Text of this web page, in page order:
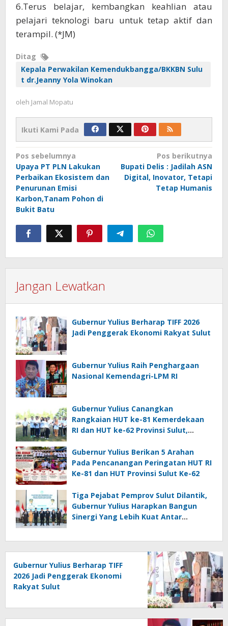
6.Terus belajar, kembangkan keahlian atau
pelajari teknologi baru untuk tetap aktif dan
terampil. (*JM)
Ditag
Kepala Perwakilan Kemendukbangga/BKKBN Sulu
t dr.Jeanny Yola Winokan
oleh Jamal Mopatu
Ikuti Kami Pada
Navigasi
pos
Pos sebelumnya
Upaya PT PLN Lakukan
Perbaikan Ekosistem dan
Penurunan Emisi
Karbon,Tanam Pohon di
Bukit Batu
Pos berikutnya
Bupati Delis : Jadilah ASN
Digital, Inovator, Tetapi
Tetap Humanis
Jangan Lewatkan
Gubernur Yulius Berharap TIFF 2026
Jadi Penggerak Ekonomi Rakyat Sulut
Gubernur Yulius Raih Penghargaan
Nasional Kemendagri-LPM RI
Gubernur Yulius Canangkan
Rangkaian HUT ke-81 Kemerdekaan
RI dan HUT ke-62 Provinsi Sulut,
Gubernur Yulius Berikan 5 Arahan
Pada Pencanangan Peringatan HUT RI
Ke-81 dan HUT Provinsi Sulut Ke-62
Tiga Pejabat Pemprov Sulut Dilantik,
Gubernur Yulius Harapkan Bangun
Sinergi Yang Lebih Kuat Antar
Gubernur Yulius Berharap TIFF
2026 Jadi Penggerak Ekonomi
Rakyat Sulut